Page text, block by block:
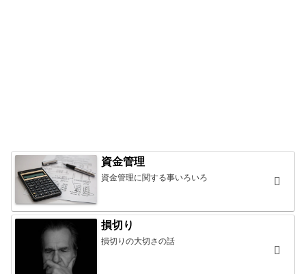
資金管理
資金管理に関する事いろいろ
損切り
損切りの大切さの話